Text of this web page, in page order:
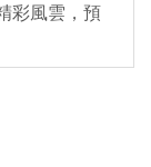
彩風雲，預